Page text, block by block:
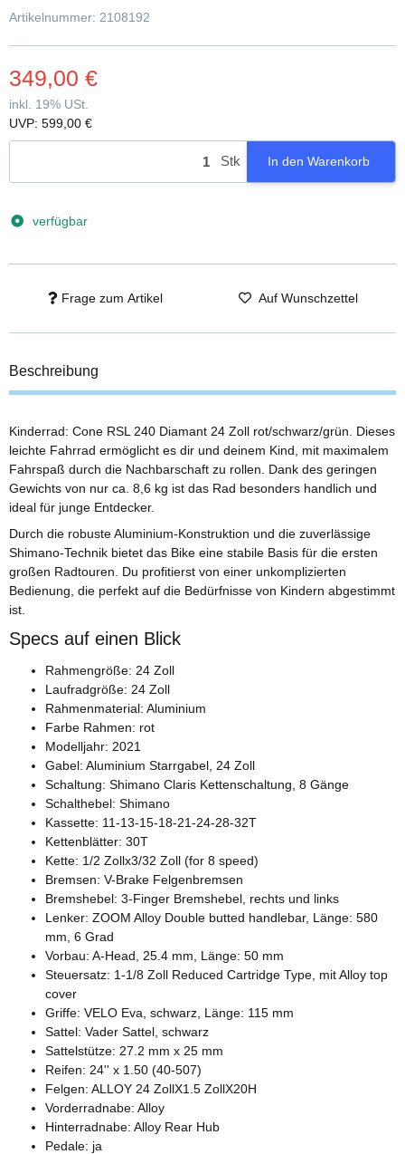
Artikelnummer: 2108192
349,00 €
inkl. 19% USt.
UVP: 599,00 €
Stk In den Warenkorb
verfügbar
Frage zum Artikel Auf Wunschzettel
Beschreibung
Kinderrad: Cone RSL 240 Diamant 24 Zoll rot/schwarz/grün. Dieses
leichte Fahrrad ermöglicht es dir und deinem Kind, mit maximalem
Fahrspaß durch die Nachbarschaft zu rollen. Dank des geringen
Gewichts von nur ca. 8,6 kg ist das Rad besonders handlich und
ideal für junge Entdecker.
Durch die robuste Aluminium-Konstruktion und die zuverlässige
Shimano-Technik bietet das Bike eine stabile Basis für die ersten
großen Radtouren. Du profitierst von einer unkomplizierten
Bedienung, die perfekt auf die Bedürfnisse von Kindern abgestimmt
ist.
Specs auf einen Blick
Rahmengröße: 24 Zoll
Laufradgröße: 24 Zoll
Rahmenmaterial: Aluminium
Farbe Rahmen: rot
Modelljahr: 2021
Gabel: Aluminium Starrgabel, 24 Zoll
Schaltung: Shimano Claris Kettenschaltung, 8 Gänge
Schalthebel: Shimano
Kassette: 11-13-15-18-21-24-28-32T
Kettenblätter: 30T
Kette: 1/2 Zollx3/32 Zoll (for 8 speed)
Bremsen: V-Brake Felgenbremsen
Bremshebel: 3-Finger Bremshebel, rechts und links
Lenker: ZOOM Alloy Double butted handlebar, Länge: 580
mm, 6 Grad
Vorbau: A-Head, 25.4 mm, Länge: 50 mm
Steuersatz: 1-1/8 Zoll Reduced Cartridge Type, mit Alloy top
cover
Griffe: VELO Eva, schwarz, Länge: 115 mm
Sattel: Vader Sattel, schwarz
Sattelstütze: 27.2 mm x 25 mm
Reifen: 24'' x 1.50 (40-507)
Felgen: ALLOY 24 ZollX1.5 ZollX20H
Vorderradnabe: Alloy
Hinterradnabe: Alloy Rear Hub
Pedale: ja